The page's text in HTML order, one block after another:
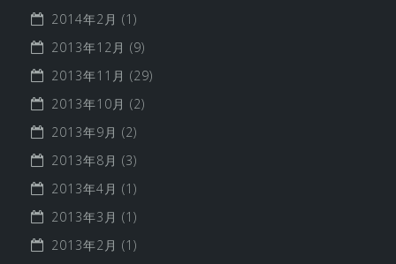
2014年2月 (1)
2013年12月 (9)
2013年11月 (29)
2013年10月 (2)
2013年9月 (2)
2013年8月 (3)
2013年4月 (1)
2013年3月 (1)
2013年2月 (1)